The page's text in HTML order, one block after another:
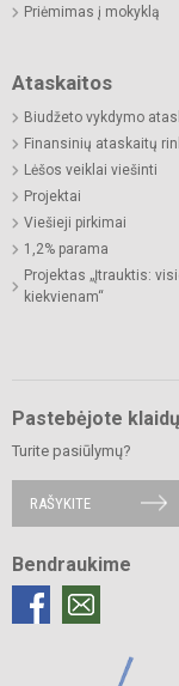
Priėmimas į mokyklą
Ataskaitos
Biudžeto vykdymo
Finansinių ataskaitų
Lėšos veiklai viešinti
Projektai
Viešieji pirkimai
1,2% parama
Projektas „Įtrauktis:
kiekvienam“
Pastebėjote
Turite pasiūlymų?
RAŠYKITE
Bendraukime